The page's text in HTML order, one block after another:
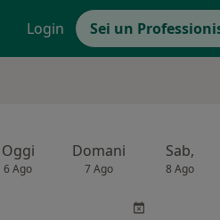
Login Sei un
Oggi
6 Ago
Domani
7 Ago
Sab,
8 Ago